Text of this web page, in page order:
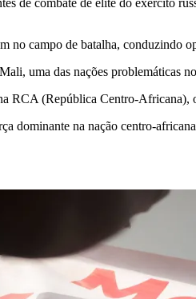
no campo de batalha, conduzindo
uma das nações problemáticas
RCA (República Centro-
dominante na nação centro-